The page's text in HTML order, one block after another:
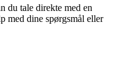
du tale direkte med en
med dine spørgsmål eller